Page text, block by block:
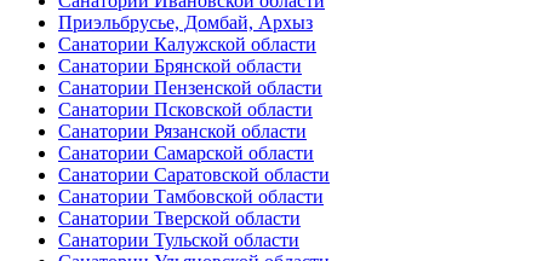
Приэльбрусье, Домбай, Архыз
Санатории Калужской области
Санатории Брянской области
Санатории Пензенской области
Санатории Псковской области
Санатории Рязанской области
Санатории Самарской области
Санатории Саратовской области
Санатории Тамбовской области
Санатории Тверской области
Санатории Тульской области